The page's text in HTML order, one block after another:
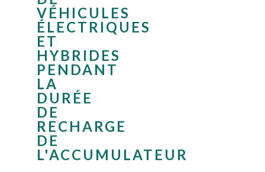
VÉHICULES
ÉLECTRIQUES
ET
HYBRIDES
PENDANT
LA
DURÉE
DE
RECHARGE
DE
L'ACCUMULATEUR